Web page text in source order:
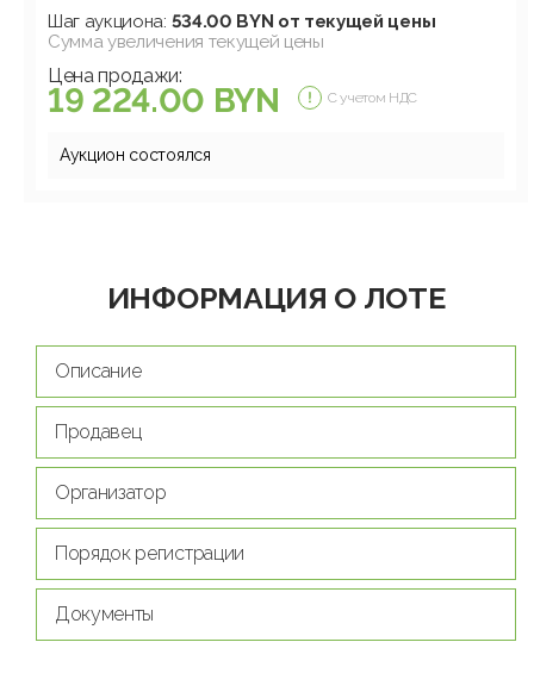
Шаг аукциона: 534.00 BYN от текущей цены
Сумма увеличения текущей цены
Цена продажи:
19 224.00 BYN С учетом НДС
Аукцион состоялся
ИНФОРМАЦИЯ О ЛОТЕ
Описание
Продавец
Организатор
Порядок регистрации
Документы